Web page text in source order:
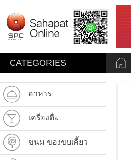
CATEGORIES
อาหาร
เครื่องดื่ม
ขนม ของขบเคี้ยว